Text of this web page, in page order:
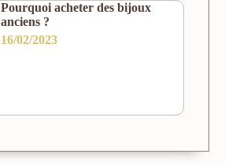
Pourquoi acheter des bijoux
anciens ?
16/02/2023